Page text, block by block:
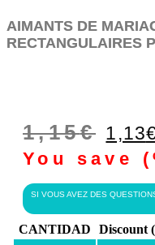
AIMANTS DE
RECTANGULAIRES
1,15€ Le
1,13
You save (
SI VOUS AVEZ DES
CANTIDAD Discount